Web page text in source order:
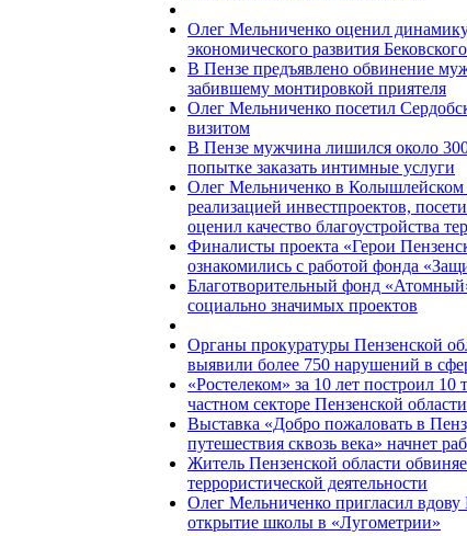
Олег Мельниченко оценил
экономического развития
В Пензе предъявлено обвинение
забившему монтировкой приятеля
Олег Мельниченко посетил
визитом
В Пензе мужчина лишился около
попытке заказать интимные услуги
Олег Мельниченко в Колышлейском
реализацией инвестпроектов,
оценил качество благоустройства
Финалисты проекта «Герои
ознакомились с работой фонда
Благотворительный фонд
социально значимых проектов
Органы прокуратуры Пензенской
выявили более 750 нарушений в
«Ростелеком» за 10 лет построил
частном секторе Пензенской области
Выставка «Добро пожаловать в
путешествия сквозь века» начнет
Житель Пензенской области
террористической деятельности
Олег Мельниченко пригласил
открытие школы в «Лугометрии»